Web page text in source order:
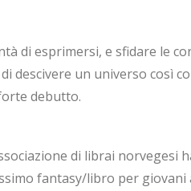
di esprimersi, e sfidare le
descivere un universo così
debutto.
di librai norvegesi
fantasy/libro per